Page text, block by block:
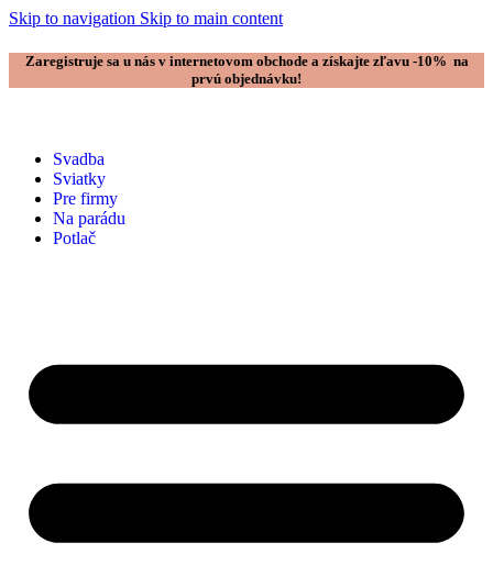
Skip to navigation Skip to main content
Zaregistruje sa u nás v internetovom obchode a získajte zľavu -10% na
prvú objednávku!
Svadba
Sviatky
Pre firmy
Na parádu
Potlač